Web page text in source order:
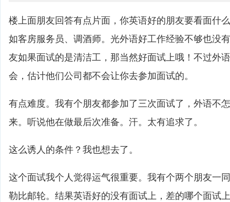
楼上面朋友回答有点片面，你英语好的朋友要看面什
如客房服务员、调酒师。光外语好工作经验不够也没
友如果面试的是清洁工，那当然好面试上哦！不过外
会，估计他们公司都不会让你去参加面试的。
有点难度。我有个朋友都参加了三次面试了，外语不
来。听说他在做最后次准备。汗。太有追求了。
这么诱人的条件？我也想去了。
这个面试我个人觉得运气很重要。我有个两个朋友一
勒比邮轮。结果英语好的没有面试上，差的哪个面试